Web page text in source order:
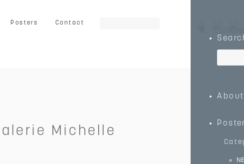
Posters Contact
About
Michelle